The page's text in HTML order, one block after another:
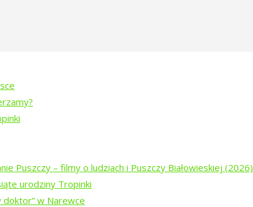
Puszczy – filmy o ludziach i Puszczy Białowieskiej (2026)
urodziny Tropinki
doktor” w Narewce